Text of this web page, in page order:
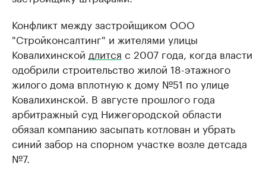
Конфликт между застройщиком ООО
"Стройконсалтинг" и жителями улицы
Ковалихинской длится с 2007 года, когда власти
одобрили строительство жилой 18-этажного
жилого дома вплотную к дому №51 по улице
Ковалихинской. В августе прошлого года
арбитражный суд Нижегородской области
обязал компанию засыпать котлован и убрать
синий забор на спорном участке возле детсада
№7.